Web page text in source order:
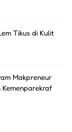
Tikus di Kulit
Makpreneur